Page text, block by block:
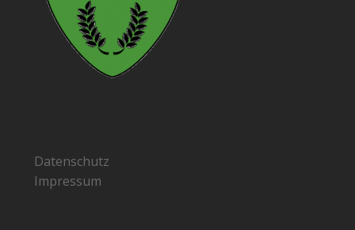
Datenschutz
Impressum